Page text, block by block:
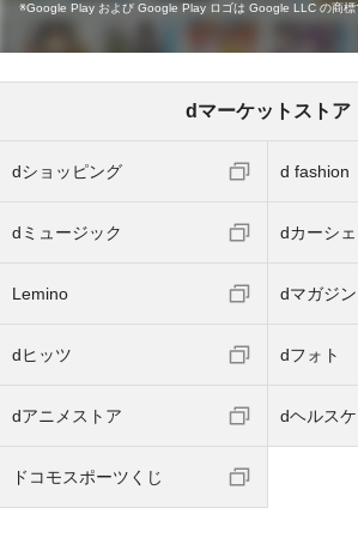
Google Play および Google Play ロゴは Google LLC の商標
dマーケットストア
dショッピング d fashion
dミュージック dカーシ
Lemino dマガジン
dヒッツ dフォト
dアニメストア dヘルス
ドコモスポーツくじ